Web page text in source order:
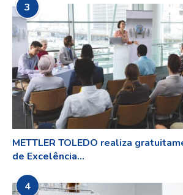
3
METTLER TOLEDO realiza
de Excelência...
4